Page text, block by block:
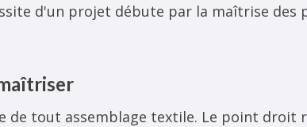
d'un projet débute par la maîtrise des
de tout assemblage textile. Le point